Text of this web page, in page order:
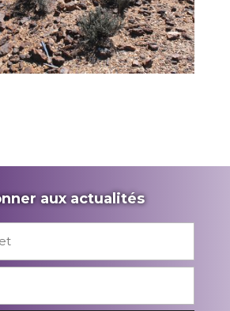
aux actualités